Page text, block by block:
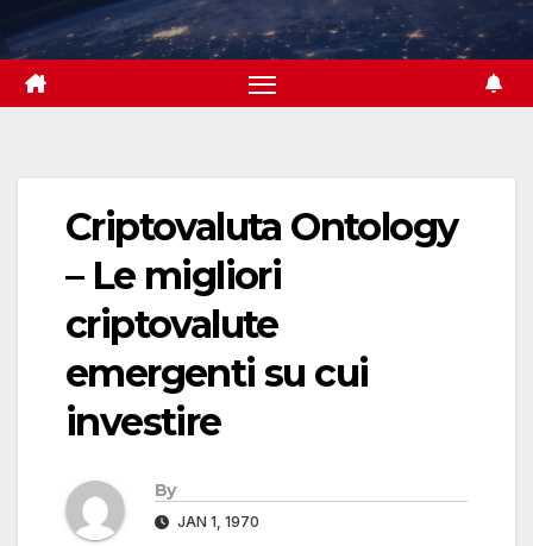
to
content
Criptovaluta Ontology
– Le migliori
criptovalute
emergenti su cui
investire
By
JAN 1, 1970